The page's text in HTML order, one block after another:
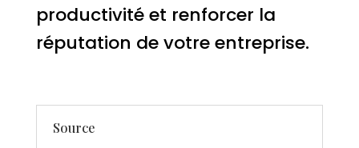
productivité et renforcer la
réputation de votre entreprise.
Source